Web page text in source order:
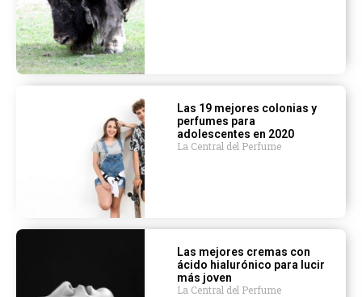
Las 19 mejores colonias y
perfumes para
adolescentes en 2020
La Central del Perfume
Las mejores cremas con
ácido hialurónico para lucir
más joven
La Central del Perfume